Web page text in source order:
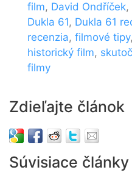
film, David Ondříček,
Dukla 61, Dukla 61
recenzia, filmové tipy,
historický film,
filmy
Zdieľajte článok
Súvisiace články